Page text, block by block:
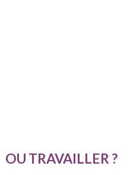
OU TRAVAILLER ?